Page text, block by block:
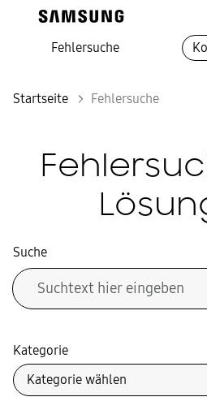
Fehlersuche
Startseite Fehlersuche
Suche
Kategorie